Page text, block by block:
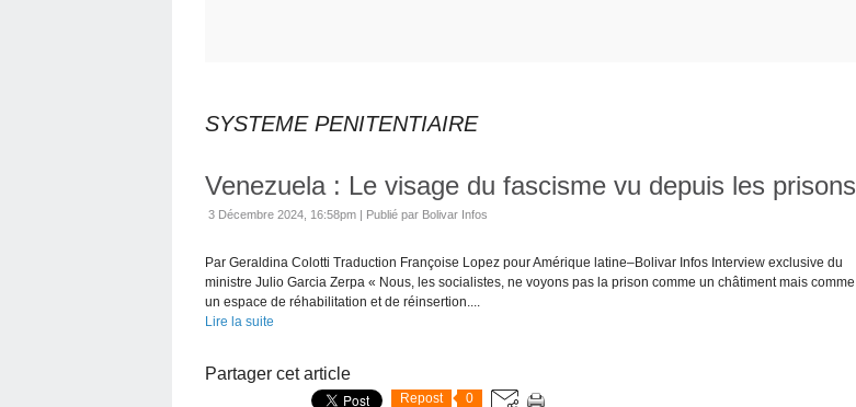
SYSTEME PENITENTIAIRE
Venezuela : Le visage du fascisme vu depuis les prisons
3 Décembre 2024, 16:58pm | Publié par Bolivar Infos
Par Geraldina Colotti Traduction Françoise Lopez pour Amérique latine–Bolivar Infos Interview exclusive du
ministre Julio Garcia Zerpa « Nous, les socialistes, ne voyons pas la prison comme un châtiment mais comme
un espace de réhabilitation et de réinsertion....
Lire la suite
Partager cet article
Repost 0